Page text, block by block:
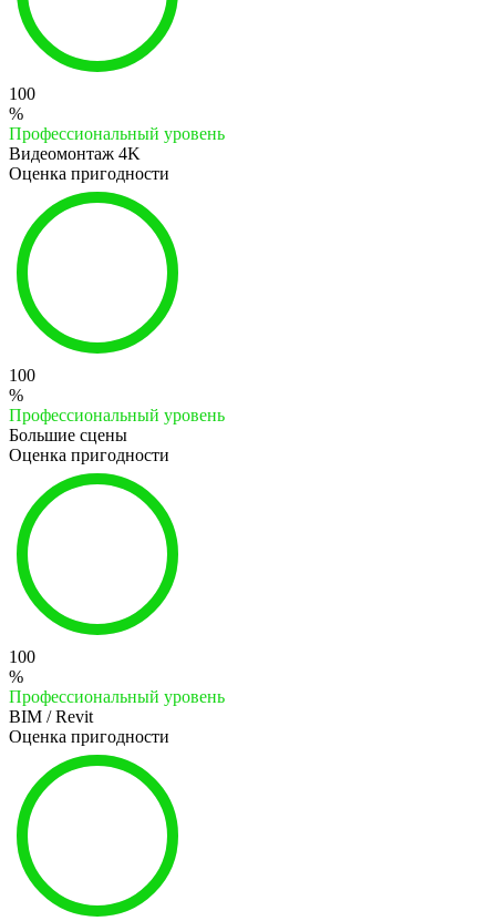
100
%
Профессиональный уровень
Видеомонтаж 4K
Оценка пригодности
100
%
Профессиональный уровень
Большие сцены
Оценка пригодности
100
%
Профессиональный уровень
BIM / Revit
Оценка пригодности